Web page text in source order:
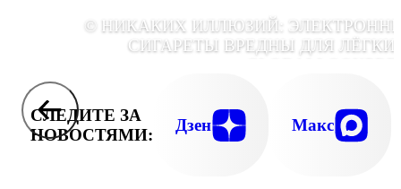
© НИКАКИХ ИЛЛЮЗИЙ:
СИГАРЕТЫ ВРЕДНЫ ДЛЯ
СЛЕДИТЕ ЗА
НОВОСТЯМИ:
Дзен Макс